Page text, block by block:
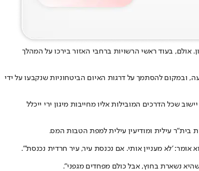
בעוד ראשי הרשויות ברחבי האזור בירכו על המהלך
ובמקום להסתמך על דרגות האיום הביטחוניות שנקבעו על ידי
שכל הדרכים המובילות אליו מחייבות מיגון ירי ייכלל
בית”ר עילית ומודיעין עילית למפת הטבות המס.
'לא מעניין אותי. אם נכנסת עיר, עיר חרדית נכנסת'".
שהיא נשארת בחוץ, אבל כולם מפחדים מגפני".